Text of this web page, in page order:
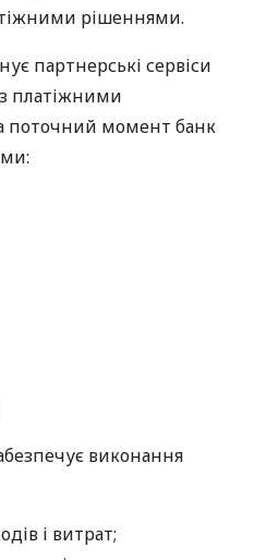
рішеннями.
партнерські сервіси
з платіжними
поточний момент банк
виконання
і витрат;